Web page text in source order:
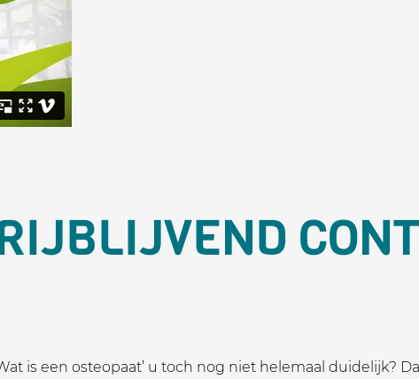
is een osteopaat’ u toch nog niet helemaal duidelijk?